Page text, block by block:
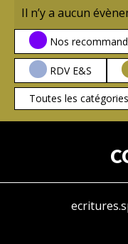
Il n’y a aucun
CATÉGORIES
Nos
RDV E&S
Toutes les catégories